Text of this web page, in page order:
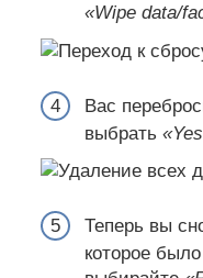
«Wipe data/
Вас
выбрать
Теперь вы
которое